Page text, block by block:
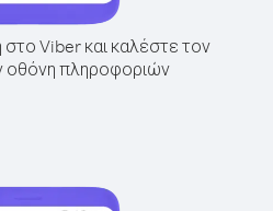
Viber και καλέστε τον
οθόνη πληροφοριών